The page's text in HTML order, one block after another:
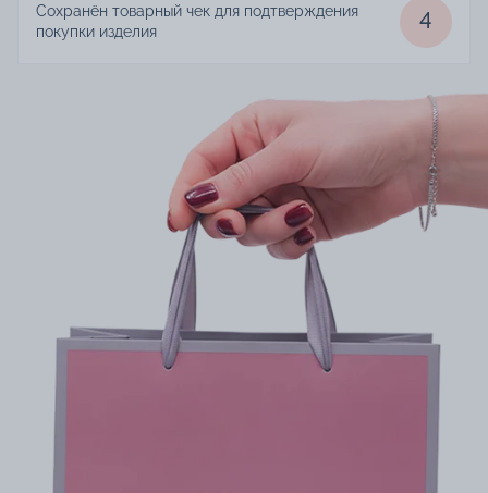
Сохранён товарный чек для подтверждения
покупки изделия
4